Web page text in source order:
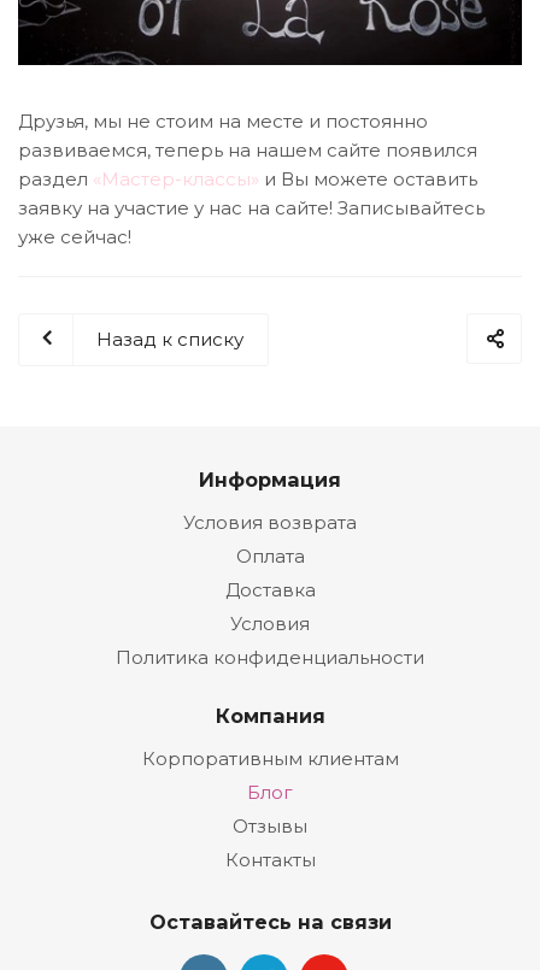
Друзья, мы не стоим на месте и постоянно
развиваемся, теперь на нашем сайте появился
раздел «Мастер-классы» и Вы можете оставить
заявку на участие у нас на сайте! Записывайтесь
уже сейчас!
Назад к списку
Информация
Условия возврата
Оплата
Доставка
Условия
Политика конфиденциальности
Компания
Корпоративным клиентам
Блог
Отзывы
Контакты
Оставайтесь на связи